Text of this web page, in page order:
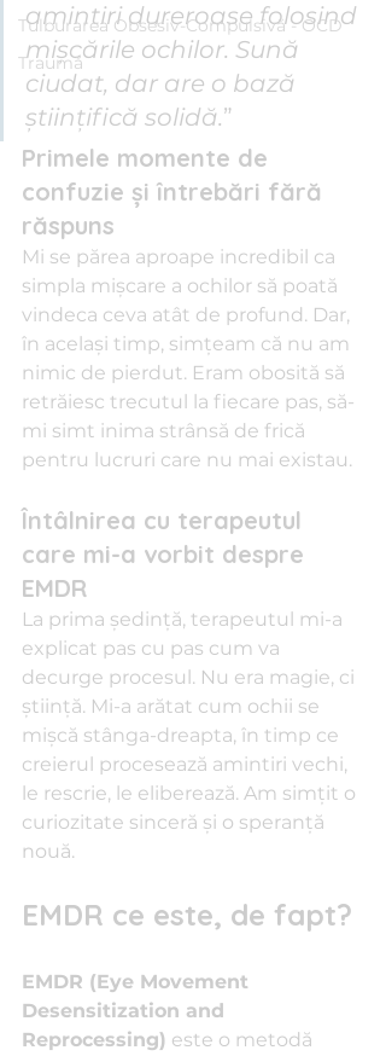
Tulburarea Obsesiv-Compulsivă - OCD
Traumă
amintiri dureroase folosind
mișcările ochilor. Sună
ciudat, dar are o bază
științifică solidă.”
Primele momente de
confuzie și întrebări fără
răspuns
Mi se părea aproape incredibil ca
simpla mișcare a ochilor să poată
vindeca ceva atât de profund. Dar,
în același timp, simțeam că nu am
nimic de pierdut. Eram obosită să
retrăiesc trecutul la fiecare pas, să-
mi simt inima strânsă de frică
pentru lucruri care nu mai existau.
Întâlnirea cu terapeutul
care mi-a vorbit despre
EMDR
La prima ședință, terapeutul mi-a
explicat pas cu pas cum va
decurge procesul. Nu era magie, ci
știință. Mi-a arătat cum ochii se
mișcă stânga-dreapta, în timp ce
creierul procesează amintiri vechi,
le rescrie, le eliberează. Am simțit o
curiozitate sinceră și o speranță
nouă.
EMDR ce este, de fapt?
EMDR (Eye Movement
Desensitization and
Reprocessing) este o metodă